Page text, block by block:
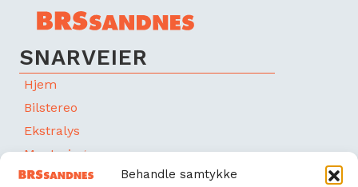
Behandle samtykke
SNARVEIER
Hjem
Bilstereo
Ekstralys
Montering
Bilvarme & elbil-lading